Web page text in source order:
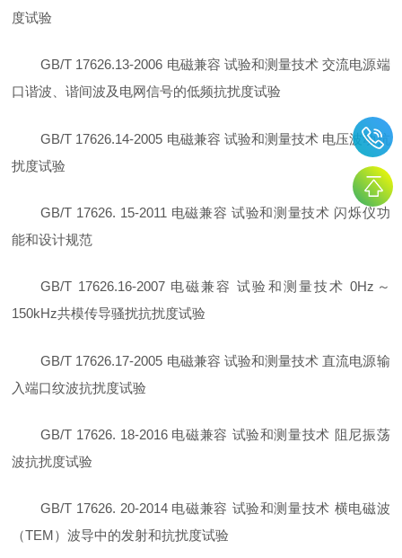
度试验
GB/T 17626.13-2006 电磁兼容 试验和测量技术 交流电源端
口谐波、谐间波及电网信号的低频抗扰度试验
GB/T 17626.14-2005 电磁兼容 试验和测量技术 电压波动抗
扰度试验
GB/T 17626. 15-2011 电磁兼容 试验和测量技术 闪烁仪功
能和设计规范
GB/T 17626.16-2007 电磁兼容 试验和测量技术 0Hz～
150kHz共模传导骚扰抗扰度试验
GB/T 17626.17-2005 电磁兼容 试验和测量技术 直流电源输
入端口纹波抗扰度试验
GB/T 17626. 18-2016 电磁兼容 试验和测量技术 阻尼振荡
波抗扰度试验
GB/T 17626. 20-2014 电磁兼容 试验和测量技术 横电磁波
（TEM）波导中的发射和抗扰度试验